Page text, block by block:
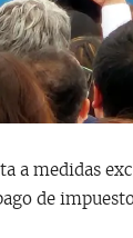
medidas
de